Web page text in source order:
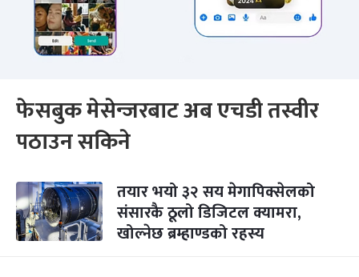
फेसबुक मेसेन्जरबाट अब एचडी तस्वीर
पठाउन सकिने
तयार भयो ३२ सय मेगापिक्सेलको
संसारकै ठूलो डिजिटल क्यामरा,
खोल्नेछ ब्रम्हाण्डको रहस्य